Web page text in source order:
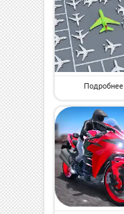
Подробнее